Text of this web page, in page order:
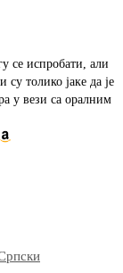
се испробати, али
су толико јаке да је
у вези са оралним